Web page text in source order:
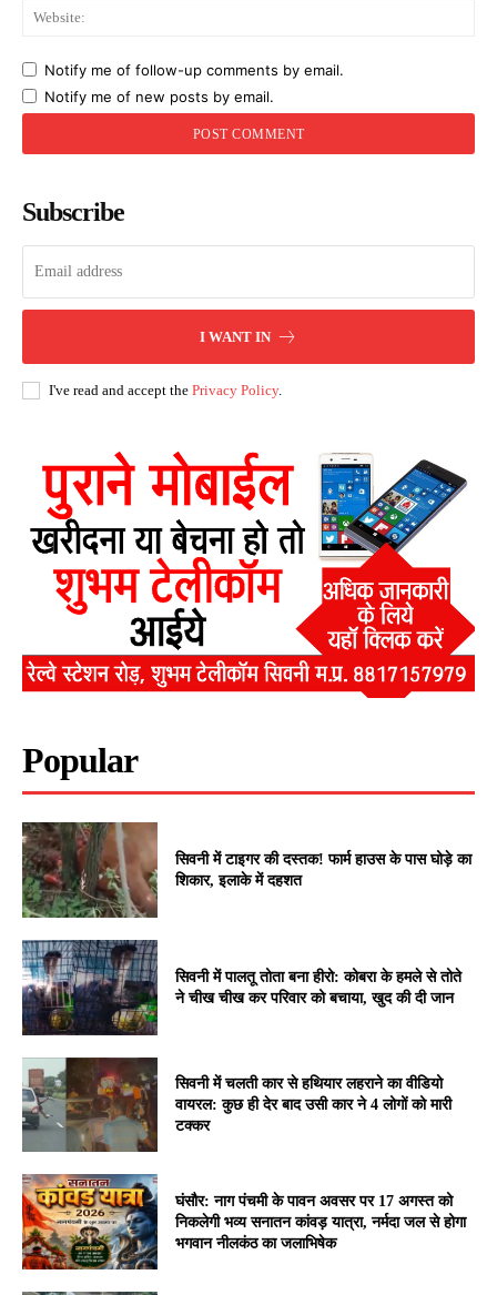
Notify me of follow-up comments by email.
Notify me of new posts by email.
Subscribe
I WANT IN
I've read and accept the Privacy Policy.
Popular
सिवनी में टाइगर की दस्तक! फार्म हाउस के पास घोड़े का
शिकार, इलाके में दहशत
सिवनी में पालतू तोता बना हीरो: कोबरा के हमले से तोते
ने चीख चीख कर परिवार को बचाया, खुद की दी जान
सिवनी में चलती कार से हथियार लहराने का वीडियो
वायरल: कुछ ही देर बाद उसी कार ने 4 लोगों को मारी
टक्कर
घंसौर: नाग पंचमी के पावन अवसर पर 17 अगस्त को
निकलेगी भव्य सनातन कांवड़ यात्रा, नर्मदा जल से होगा
भगवान नीलकंठ का जलाभिषेक